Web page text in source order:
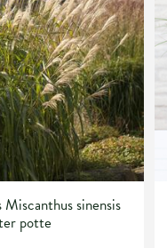
sinensis
potte